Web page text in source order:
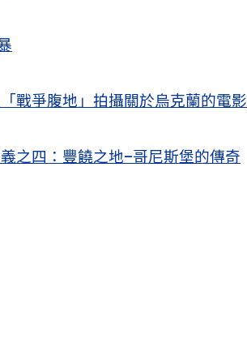
戰爭腹地」拍攝關於烏克蘭的電影
之四：豐饒之地–哥尼斯堡的傳奇